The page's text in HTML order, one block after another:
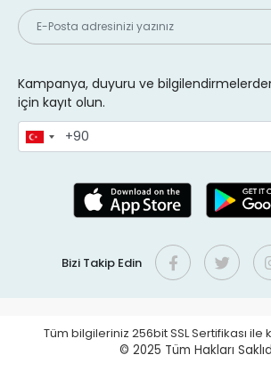
Kampanya, duyuru ve
için kayıt olun.
Bizi Takip Edin
Tüm bilgileriniz 256bit SSL Sertifikası ile
© 2025 Tüm Hakları